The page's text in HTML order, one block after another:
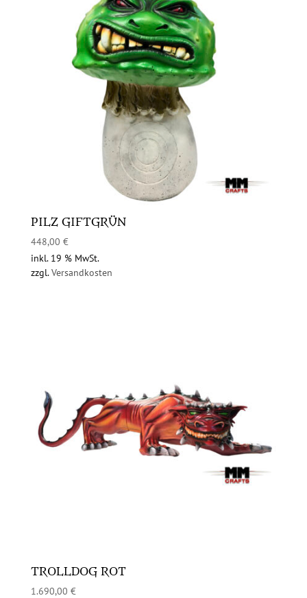
PILZ GIFTGRÜN
448,00 €
inkl. 19 % MwSt.
zzgl.Versandkosten
TROLLDOG ROT
1.690,00 €